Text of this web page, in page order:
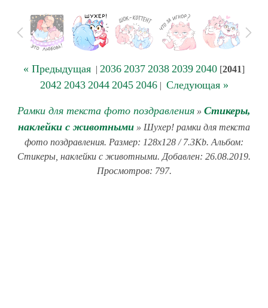
« Предыдущая | 2036 2037 2038 2039 2040 [2041]
2042 2043 2044 2045 2046| Следующая »
Рамки для текста фото поздравления » Стикеры,
наклейки с животными » Шухер! рамки для текста
фото поздравления. Размер: 128x128 / 7.3Kb. Альбом:
Стикеры, наклейки с животными. Добавлен: 26.08.2019.
Просмотров: 797.